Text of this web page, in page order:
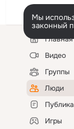
Мы
законный
Левая
колонкаГлавная
Видео
Группы
Люди
Игры